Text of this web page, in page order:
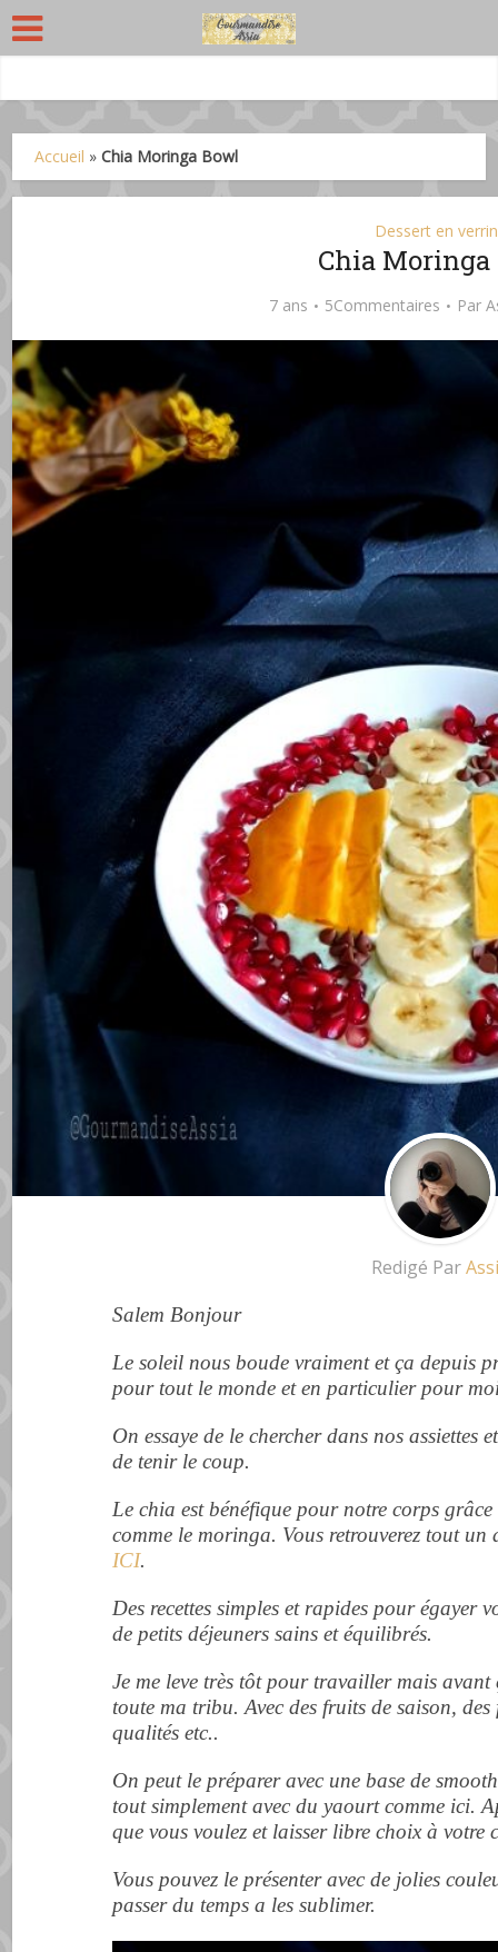
Accueil »Chia Moringa Bowl
Dessert en
Chia
7 ans 5Commentaires Par
Redigé Par
Salem Bonjour
Le soleil nous boude vraiment et ça depuis
pour tout le monde et en particulier pour
On essaye de le chercher dans nos assiettes
de tenir le coup.
Le chia est bénéfique pour notre corps
comme le moringa. Vous retrouverez tout
ICI.
Des recettes simples et rapides pour égayer
de petits déjeuners sains et équilibrés.
Je me leve très tôt pour travailler mais
toute ma tribu. Avec des fruits de saison, des
qualités etc..
On peut le préparer avec une base de
tout simplement avec du yaourt comme ici.
que vous voulez et laisser libre choix à votre
Vous pouvez le présenter avec de jolies
passer du temps a les sublimer.